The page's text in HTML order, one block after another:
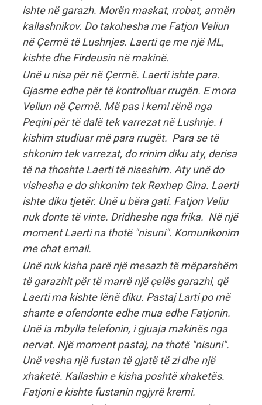
ishte në garazh. Morën maskat, rrobat, armën
kallashnikov. Do takohesha me Fatjon Veliun
në Çermë të Lushnjes. Laerti qe me një ML,
kishte dhe Firdeusin në makinë.
Unë u nisa për në Çermë. Laerti ishte para.
Gjasme edhe për të kontrolluar rrugën. E mora
Veliun në Çermë. Më pas i kemi rënë nga
Peqini për të dalë tek varrezat në Lushnje. I
kishim studiuar më para rrugët. Para se të
shkonim tek varrezat, do rrinim diku aty, derisa
të na thoshte Laerti të niseshim. Aty unë do
vishesha e do shkonim tek Rexhep Gina. Laerti
ishte diku tjetër. Unë u bëra gati. Fatjon Veliu
nuk donte të vinte. Dridheshe nga frika. Në një
moment Laerti na thotë "nisuni". Komunikonim
me chat email.
Unë nuk kisha parë një mesazh të mëparshëm
të garazhit për të marrë një çelës garazhi, që
Laerti ma kishte lënë diku. Pastaj Larti po më
shante e ofendonte edhe mua edhe Fatjonin.
Unë ia mbylla telefonin, i gjuaja makinës nga
nervat. Një moment pastaj, na thotë "nisuni".
Unë vesha një fustan të gjatë të zi dhe një
xhaketë. Kallashin e kisha poshtë xhaketës.
Fatjoni e kishte fustanin ngjyrë kremi.